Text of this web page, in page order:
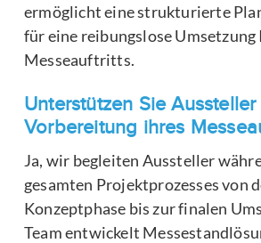
ermöglicht eine strukturierte
für eine reibungslose Umsetzung
Messeauftritts.
Unterstützen Sie
Vorbereitung ihres
Ja, wir begleiten Aussteller
gesamten Projektprozesses von
Konzeptphase bis zur finalen
Team entwickelt